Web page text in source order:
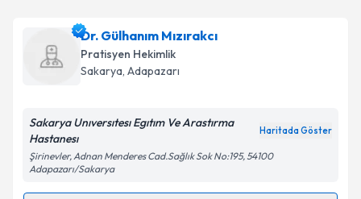
Takvim Talebini Gönder
Dr. Fatma Zehra Yıldıziçin randevu takvimi talebi
oluşturun. Size bu uzmandan randevu almanız için bir
takvim hazırlandığında e-posta ile bilgilendireceğiz.
Kişisel verilerimin işlenmesine ilişkin
Metni'ni okudum ve kişisel verilerimin belirtilen
Dr. Gülhanım Mızırakcı
Pratisyen Hekimlik
Sakarya, Adapazarı
Sakarya Unıversıtesı Egıtım Ve Arastırma
Hastanesı
Haritada Göster
Şirinevler, Adnan Menderes Cad.Sağlık Sok No:195, 54100
Adapazarı/Sakarya